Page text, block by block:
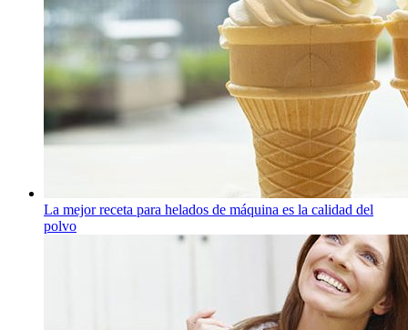
La mejor receta para helados de máquina es la calidad del
polvo